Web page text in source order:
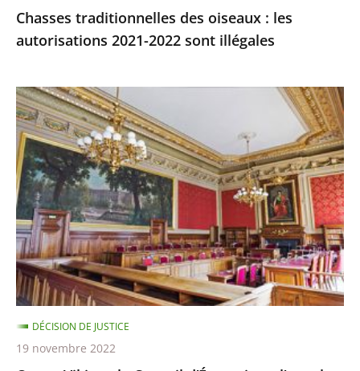
Chasses traditionnelles des oiseaux : les
autorisations 2021-2022 sont illégales
Ocean
Viking
:
le
Conseil
d’État
rejette
l’appel
demandant
qu’il
soit
mis
fin,
DÉCISION DE JUSTICE
19 novembre 2022